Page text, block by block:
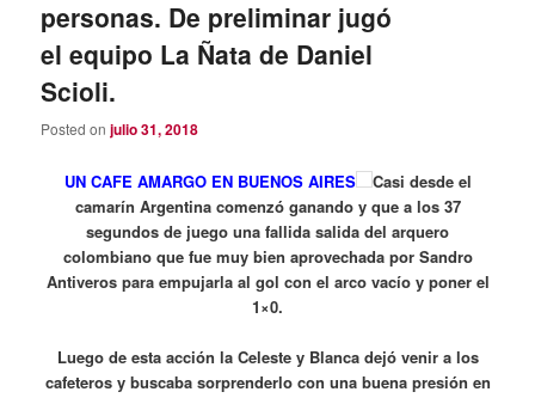
personas. De preliminar jugó
el equipo La Ñata de Daniel
Scioli.
Posted onjulio 31, 2018
UN CAFE AMARGO EN BUENOS AIRES
Casi desde el
camarín Argentina comenzó ganando y que a los 37
segundos de juego una fallida salida del arquero
colombiano que fue muy bien aprovechada por Sandro
Antiveros para empujarla al gol con el arco vacío y poner el
1×0.
Luego de esta acción la Celeste y Blanca dejó venir a los
cafeteros y buscaba sorprenderlo con una buena presión en